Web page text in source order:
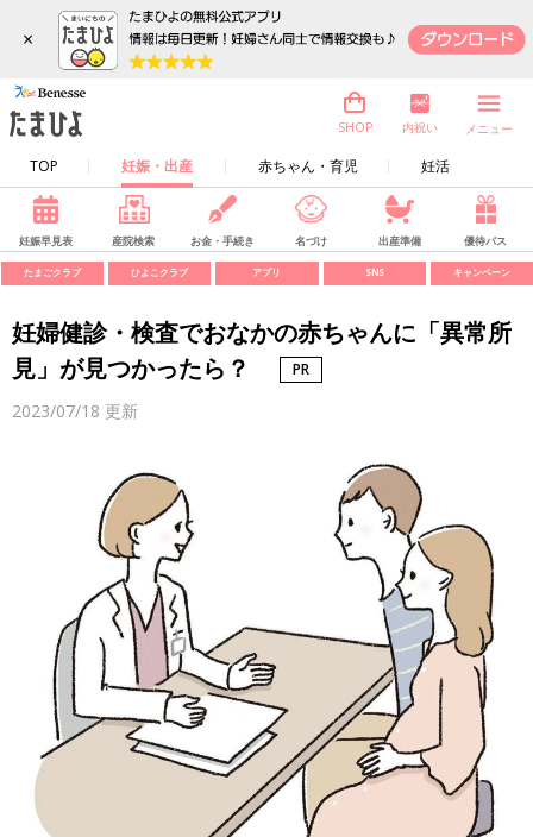
×
TOP 妊娠・出産 赤ちゃん・育児 妊活
SHOP 内祝い メニュー
妊娠早見表 産院検索 お金・手続き 名づけ 出産準備 優待パス
たまごクラブ ひよこクラブ アプリ SNS キャンペーン
妊婦健診・検査でおなかの赤ちゃんに「異常所
見」が見つかったら？
2023/07/18 更新